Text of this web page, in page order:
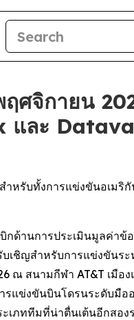
จิกายน
และ
ำหรับทั้งการแข่งขันอเมริ
กด้านการประเมินมูลค่าข้
เชิญสำหรับการแข่งขันร
ณ สนามกีฬา AT&T เมือ
รแข่งขันบินโดรนระดับมื
ภททีมที่น่าตื่นเต้นอีกสอง